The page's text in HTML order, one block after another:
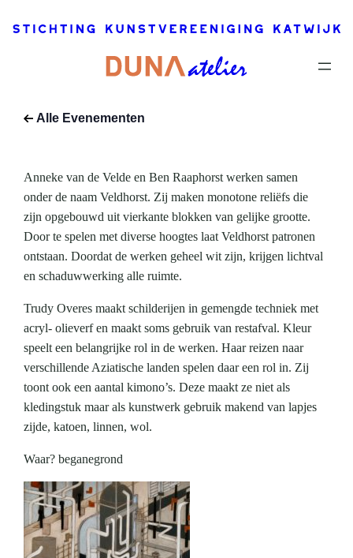
Alle Evenementen
april,
is voorbij.
Anneke van de Velde en Ben Raaphorst werken samen
onder de naam Veldhorst. Zij maken monotone reliëfs die
zijn opgebouwd uit vierkante blokken van gelijke grootte.
Door te spelen met diverse hoogtes laat Veldhorst patronen
ontstaan. Doordat de werken geheel wit zijn, krijgen lichtval
en schaduwwerking alle ruimte.
Trudy Overes maakt schilderijen in gemengde techniek met
acryl- olieverf en maakt soms gebruik van restafval. Kleur
speelt een belangrijke rol in de werken. Haar reizen naar
verschillende Aziatische landen spelen daar een rol in. Zij
toont ook een aantal kimono’s. Deze maakt ze niet als
kledingstuk maar als kunstwerk gebruik makend van lapjes
zijde, katoen, linnen, wol.
Waar? beganegrond